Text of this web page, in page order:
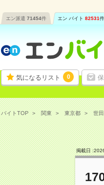
エン派遣 71454件 エン バイト 82531件
気になるリスト 0
バイトTOP 関東 東京都 世
掲載日 :